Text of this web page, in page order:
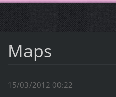
Maps
15/03/2012 00:22